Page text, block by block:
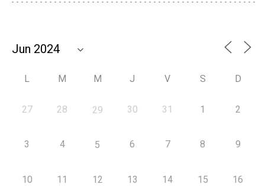
L M M J V S D
27 28 29 30 31 1 2
3 4 5 6 7 8 9
10 11 12 13 14 15 16